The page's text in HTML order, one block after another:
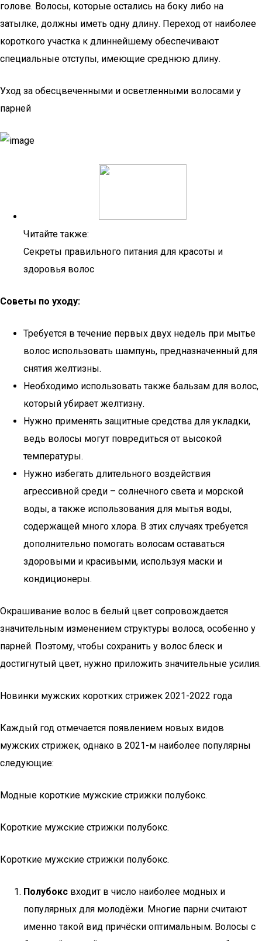
голове. Волосы, которые остались на боку либо на
затылке, должны иметь одну длину. Переход от наиболее
короткого участка к длиннейшему обеспечивают
специальные отступы, имеющие среднюю длину.
Уход за обесцвеченными и осветленными волосами у
парней
Читайте также:
Секреты правильного питания для красоты и
здоровья волос
Советы по уходу:
Требуется в течение первых двух недель при мытье
волос использовать шампунь, предназначенный для
снятия желтизны.
Необходимо использовать также бальзам для волос,
который убирает желтизну.
Нужно применять защитные средства для укладки,
ведь волосы могут повредиться от высокой
температуры.
Нужно избегать длительного воздействия
агрессивной среди – солнечного света и морской
воды, а также использования для мытья воды,
содержащей много хлора. В этих случаях требуется
дополнительно помогать волосам оставаться
здоровыми и красивыми, используя маски и
кондиционеры.
Окрашивание волос в белый цвет сопровождается
значительным изменением структуры волоса, особенно у
парней. Поэтому, чтобы сохранить у волос блеск и
достигнутый цвет, нужно приложить значительные усилия.
Новинки мужских коротких стрижек 2021-2022 года
Каждый год отмечается появлением новых видов
мужских стрижек, однако в 2021-м наиболее популярны
следующие:
Модные короткие мужские стрижки полубокс.
Короткие мужские стрижки полубокс.
Короткие мужские стрижки полубокс.
Полубокс входит в число наиболее модных и
популярных для молодёжи. Многие парни считают
именно такой вид причёски оптимальным. Волосы с